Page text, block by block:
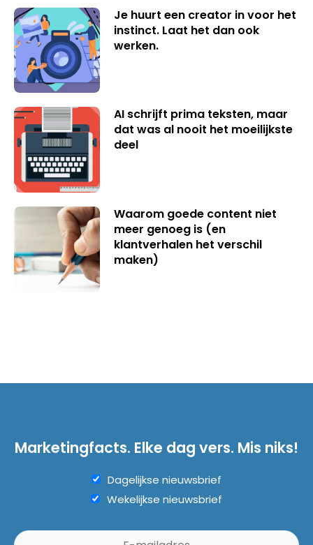
Je huurt een creator in voor het
instinct. Laat het dan ook
werken.
AI schrijft prima teksten, maar
dat was al nooit het moeilijkste
deel
Waarom goede content niet
meer genoeg is (en
klantverhalen het verschil
maken)
Marketingfacts. Elke dag vers. Mis niks!
Dagelijkse nieuwsbrief
Wekelijkse nieuwsbrief